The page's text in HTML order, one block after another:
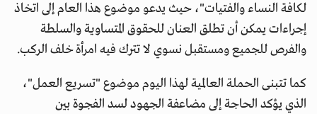
لكافة النساء والفتيات"، حيث يدعو موضوع هذا العام إلى اتخاذ
إجراءات يمكن أن تطلق العنان للحقوق المتساوية والسلطة
والفرص للجميع ومستقبل نسوي لا تترك فيه امرأة خلف الركب.
كما تتبنى الحملة العالمية لهذا اليوم موضوع "تسريع العمل"،
الذي يؤكد الحاجة إلى مضاعفة الجهود لسد الفجوة بين